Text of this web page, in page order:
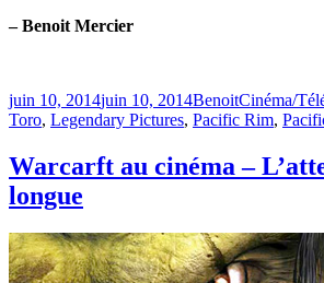
– Benoit Mercier
Publié
le
juin 10, 2014juin 10, 2014BenoitCatégories
Cinéma/
Toro, Legendary Pictures, Pacific Rim,
Warcarft au cinéma –
longue